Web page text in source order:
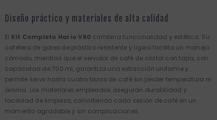
Diseño práctico y materiales de alta calidad
El Kit Completo Hario V60 combina funcionalidad y estética. Su
cafetera de goteo de plástico resistente y ligero facilita un manejo
cómodo, mientras que el servidor de café de cristal con tapa, con
capacidad de 700 ml, garantiza una extracción uniforme y
permite servir hasta cuatro tazas de café sin perder temperatura ni
aroma. Los materiales empleados aseguran durabilidad y
facilidad de limpieza, convirtiendo cada sesión de café en un
momento agradable y sin complicaciones.